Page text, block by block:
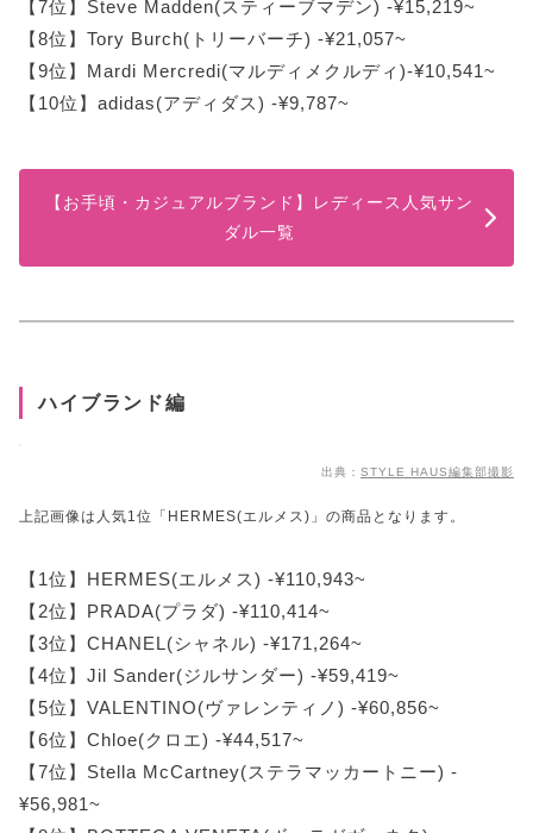
フェミニン派代表ブランド「Chloe(クロエ)」
品のある足元に魅せる「Tory Burch(トリーバーチ)」
煌めくバックルがポイント「ロジェ・ヴィヴィエ」
【カジュアル】レディース人気サンダルブランド
タフに使っても安心な「ザノースフェイス」
クラシカルで長く使える「TOD’S(トッズ)」
韓国発祥の注目ブランド「PAES(フェーズ)」
気品と遊び心満載な「ボッテガヴェネタ」
【夏編】お洒落サンダルコーデ
これだ!と思えるサンダルに出会ったら、即買い
【7位】Steve Madden(スティーブマデン) -¥15,219~
【8位】Tory Burch(トリーバーチ) -¥21,057~
【9位】Mardi Mercredi(マルディメクルディ)-¥10,541~
【10位】adidas(アディダス) -¥9,787~
【お手頃・カジュアルブランド】レディース人気サン
ダル一覧
ハイブランド編
出典： STYLE HAUS編集部撮影
上記画像は人気1位「HERMES(エルメス)」の商品となります。
【1位】HERMES(エルメス) -¥110,943~
【2位】PRADA(プラダ) -¥110,414~
【3位】CHANEL(シャネル) -¥171,264~
【4位】Jil Sander(ジルサンダー) -¥59,419~
【5位】VALENTINO(ヴァレンティノ) -¥60,856~
【6位】Chloe(クロエ) -¥44,517~
【7位】Stella McCartney(ステラマッカートニー) -
¥56,981~